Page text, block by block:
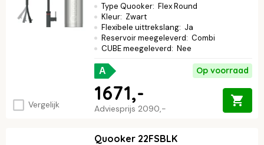
Vergelijk
Type Quooker: Flex Round
Kleur: Zwart
Flexibele uittrekslang: Ja
Reservoir meegeleverd: Combi
CUBE meegeleverd: Nee
A Op voorraad
Adviesprijs 2090,-
1671,-
Quooker 22FSBLK